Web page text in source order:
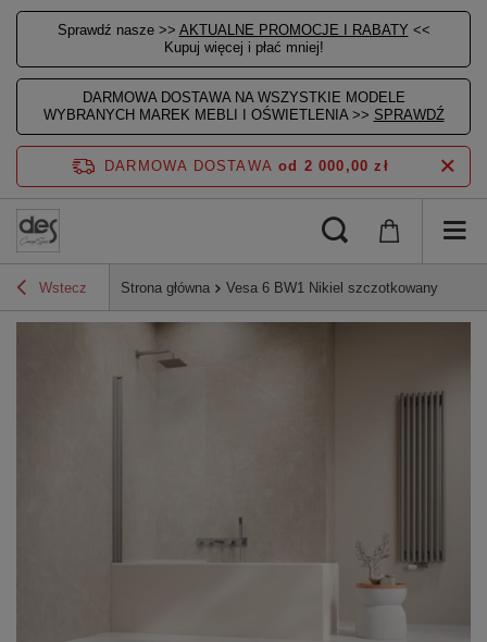
Sprawdź nasze >> AKTUALNE PROMOCJE I RABATY <<
Kupuj więcej i płać mniej!
DARMOWA DOSTAWA NA WSZYSTKIE MODELE
WYBRANYCH MAREK MEBLI I OŚWIETLENIA >> SPRAWDŹ
DARMOWA DOSTAWA od 2 000,00 zł
Wstecz Strona główna Vesa 6 BW1 Nikiel szczotkowany